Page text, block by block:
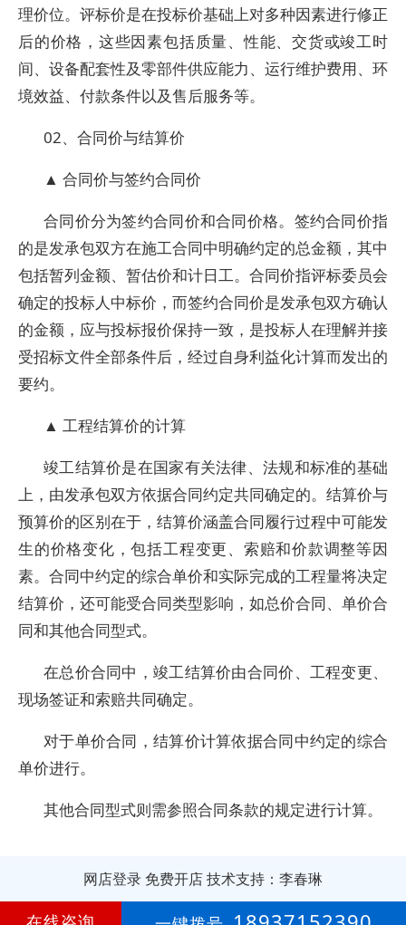
理价位。评标价是在投标价基础上对多种因素进行修正
后的价格，这些因素包括质量、性能、交货或竣工时
间、设备配套性及零部件供应能力、运行维护费用、环
境效益、付款条件以及售后服务等。
02、合同价与结算价
▲ 合同价与签约合同价
合同价分为签约合同价和合同价格。签约合同价指
的是发承包双方在施工合同中明确约定的总金额，其中
包括暂列金额、暂估价和计日工。合同价指评标委员会
确定的投标人中标价，而签约合同价是发承包双方确认
的金额，应与投标报价保持一致，是投标人在理解并接
受招标文件全部条件后，经过自身利益化计算而发出的
要约。
▲ 工程结算价的计算
竣工结算价是在国家有关法律、法规和标准的基础
上，由发承包双方依据合同约定共同确定的。结算价与
预算价的区别在于，结算价涵盖合同履行过程中可能发
生的价格变化，包括工程变更、索赔和价款调整等因
素。合同中约定的综合单价和实际完成的工程量将决定
结算价，还可能受合同类型影响，如总价合同、单价合
同和其他合同型式。
在总价合同中，竣工结算价由合同价、工程变更、
现场签证和索赔共同确定。
对于单价合同，结算价计算依据合同中约定的综合
单价进行。
其他合同型式则需参照合同条款的规定进行计算。
网店登录 免费开店技术支持：李春琳
第14年